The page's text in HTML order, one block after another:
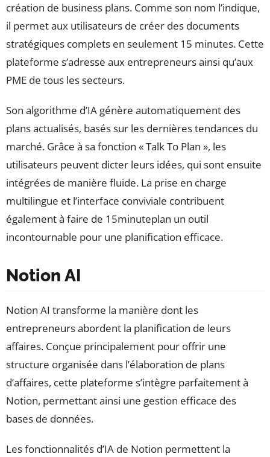
création de business plans. Comme son nom l’indique,
il permet aux utilisateurs de créer des documents
stratégiques complets en seulement 15 minutes. Cette
plateforme s’adresse aux entrepreneurs ainsi qu’aux
PME de tous les secteurs.
Son algorithme d’IA génère automatiquement des
plans actualisés, basés sur les dernières tendances du
marché. Grâce à sa fonction « Talk To Plan », les
utilisateurs peuvent dicter leurs idées, qui sont ensuite
intégrées de manière fluide. La prise en charge
multilingue et l’interface conviviale contribuent
également à faire de 15minuteplan un outil
incontournable pour une planification efficace.
Notion AI
Notion AI transforme la manière dont les
entrepreneurs abordent la planification de leurs
affaires. Conçue principalement pour offrir une
structure organisée dans l’élaboration de plans
d’affaires, cette plateforme s’intègre parfaitement à
Notion, permettant ainsi une gestion efficace des
bases de données.
Les fonctionnalités d’IA de Notion permettent la